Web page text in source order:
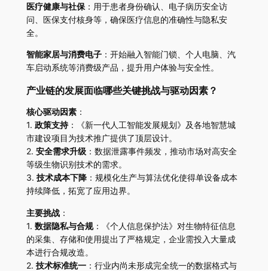
医疗健康与社保：用于患者身份确认、电子病历安全访
问、医保支付核身等，确保医疗信息的准确性与隐私安
全。
智能家居与消费电子：开始融入智能门锁、个人电脑、汽
车启动系统等消费级产品，提升用户体验与安全性。
产业链的发展面临哪些关键挑战与驱动因素？
核心驱动因素：
1. 政策支持：《新一代人工智能发展规划》及各地智慧城
市建设项目为技术推广提供了顶层设计。
2. 安全需求升级：数据泄露事件频发，推动市场对高安全
等级生物识别技术的需求。
3. 技术成本下降：规模化生产与算法优化使得单设备成本
持续降低，拓宽了应用边界。
主要挑战：
1. 数据隐私与合规：《个人信息保护法》对生物特征信息
的采集、存储和使用提出了严格规定，企业需投入大量成
本进行合规改造。
2. 技术标准统一：行业内尚未形成完全统一的数据格式与